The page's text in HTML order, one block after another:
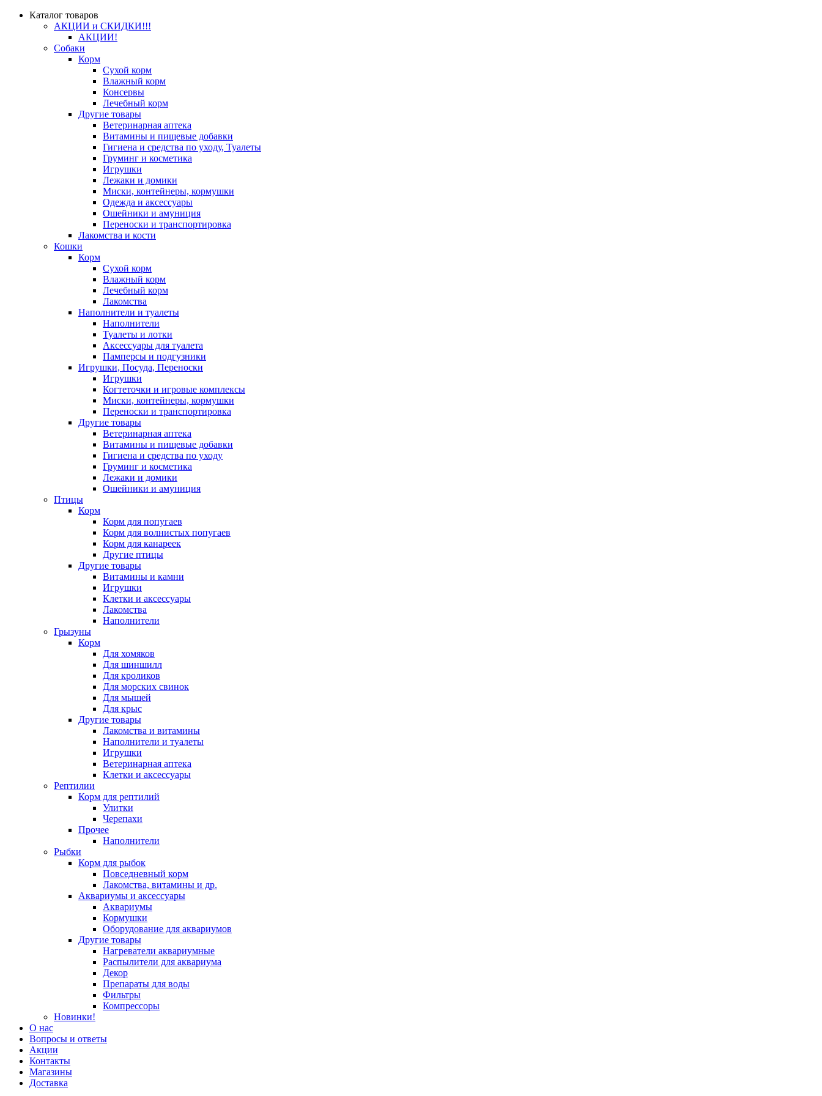
Каталог товаров
АКЦИИ и СКИДКИ!!!
АКЦИИ!
Собаки
Корм
Сухой корм
Влажный корм
Консервы
Лечебный корм
Другие товары
Ветеринарная аптека
Витамины и пищевые добавки
Гигиена и средства по уходу, Туалеты
Груминг и косметика
Игрушки
Лежаки и домики
Миски, контейнеры, кормушки
Одежда и аксессуары
Ошейники и амуниция
Переноски и транспортировка
Лакомства и кости
Кошки
Корм
Сухой корм
Влажный корм
Лечебный корм
Лакомства
Наполнители и туалеты
Наполнители
Туалеты и лотки
Аксессуары для туалета
Памперсы и подгузники
Игрушки, Посуда, Переноски
Игрушки
Когтеточки и игровые комплексы
Миски, контейнеры, кормушки
Переноски и транспортировка
Другие товары
Ветеринарная аптека
Витамины и пищевые добавки
Гигиена и средства по уходу
Груминг и косметика
Лежаки и домики
Ошейники и амуниция
Птицы
Корм
Корм для попугаев
Корм для волнистых попугаев
Корм для канареек
Другие птицы
Другие товары
Витамины и камни
Игрушки
Клетки и аксессуары
Лакомства
Наполнители
Грызуны
Корм
Для хомяков
Для шиншилл
Для кроликов
Для морских свинок
Для мышей
Для крыс
Другие товары
Лакомства и витамины
Наполнители и туалеты
Игрушки
Ветеринарная аптека
Клетки и аксессуары
Рептилии
Корм для рептилий
Улитки
Черепахи
Прочее
Наполнители
Рыбки
Корм для рыбок
Повседневный корм
Лакомства, витамины и др.
Аквариумы и аксессуары
Аквариумы
Кормушки
Оборудование для аквариумов
Другие товары
Нагреватели аквариумные
Распылители для аквариума
Декор
Препараты для воды
Фильтры
Компрессоры
Новинки!
О нас
Вопросы и ответы
Акции
Контакты
Магазины
Доставка